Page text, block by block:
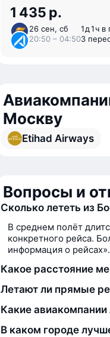
1 435 р.
26 сен, сб
20:50 – 04:50
1 ⁠д 1 ⁠ч
3
Москву
Etihad Airways
Вопросы и
Сколько лететь из
В среднем полёт
конкретного рейса.
информация о рейсах».
Какое расстояние
Летают ли прямые
Какие
В каком городе